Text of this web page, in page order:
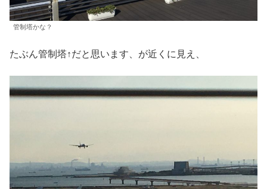
管制塔かな？
たぶん管制塔↑だと思います、が近くに見え、